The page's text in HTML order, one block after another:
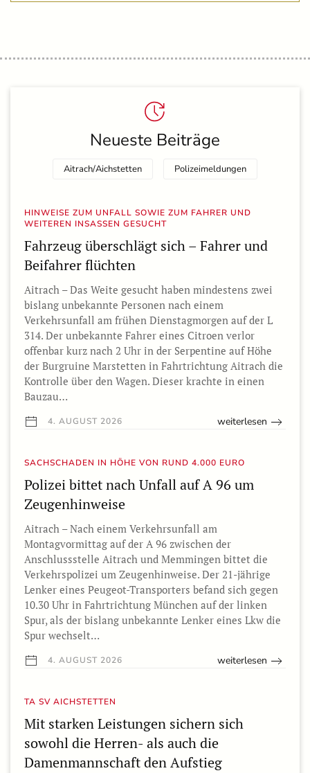
Neueste Beiträge
Aitrach/Aichstetten Polizeimeldungen
HINWEISE ZUM UNFALL SOWIE ZUM FAHRER UND
WEITEREN INSASSEN GESUCHT
Fahrzeug überschlägt sich – Fahrer und
Beifahrer flüchten
Aitrach – Das Weite gesucht haben mindestens zwei
bislang unbekannte Personen nach einem
Verkehrsunfall am frühen Dienstagmorgen auf der L
314. Der unbekannte Fahrer eines Citroen verlor
offenbar kurz nach 2 Uhr in der Serpentine auf Höhe
der Burgruine Marstetten in Fahrtrichtung Aitrach die
Kontrolle über den Wagen. Dieser krachte in einen
Bauzau…
4. AUGUST 2026 weiterlesen
SACHSCHADEN IN HÖHE VON RUND 4.000 EURO
Polizei bittet nach Unfall auf A 96 um
Zeugenhinweise
Aitrach – Nach einem Verkehrsunfall am
Montagvormittag auf der A 96 zwischen der
Anschlussstelle Aitrach und Memmingen bittet die
Verkehrspolizei um Zeugenhinweise. Der 21-jährige
Lenker eines Peugeot-Transporters befand sich gegen
10.30 Uhr in Fahrtrichtung München auf der linken
Spur, als der bislang unbekannte Lenker eines Lkw die
Spur wechselt…
4. AUGUST 2026 weiterlesen
TA SV AICHSTETTEN
Mit starken Leistungen sichern sich
sowohl die Herren- als auch die
Damenmannschaft den Aufstieg